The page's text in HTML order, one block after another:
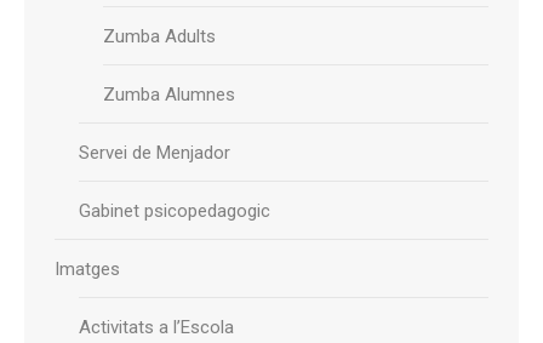
Zumba Adults
Zumba Alumnes
Servei de Menjador
Gabinet psicopedagogic
Imatges
Activitats a l’Escola